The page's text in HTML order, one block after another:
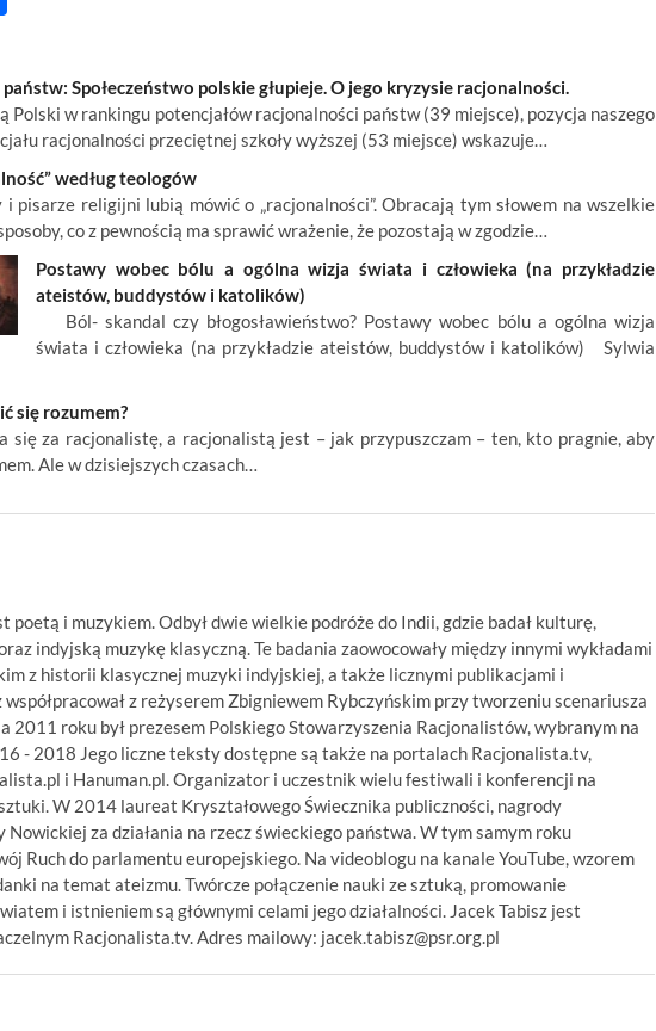
ar
e
Społeczeństwo polskie głupieje. O jego kryzysie racjonalności.
Polski w rankingu potencjałów racjonalności państw (39 miejsce), pozycja naszego
racjonalności przeciętnej szkoły wyższej (53 miejsce) wskazuje…
według teologów
i pisarze religijni lubią mówić o „racjonalności”. Obracają tym słowem na wszelkie
co z pewnością ma sprawić wrażenie, że pozostają w zgodzie…
Postawy wobec bólu a ogólna wizja świata i człowieka (na przykładzie
ateistów, buddystów i katolików)
Ból- skandal czy błogosławieństwo? Postawy wobec bólu a ogólna wizja
świata i człowieka (na przykładzie ateistów, buddystów i katolików) Sylwia
się rozumem?
się za racjonalistę, a racjonalistą jest – jak przypuszczam – ten, kto pragnie, aby
Ale w dzisiejszych czasach…
poetą i muzykiem. Odbył dwie wielkie podróże do Indii, gdzie badał kulturę,
indyjską muzykę klasyczną. Te badania zaowocowały między innymi wykładami
z historii klasycznej muzyki indyjskiej, a także licznymi publikacjami i
z reżyserem Zbigniewem Rybczyńskim przy tworzeniu scenariusza
2011 roku był prezesem Polskiego Stowarzyszenia Racjonalistów, wybranym na
- 2018 Jego liczne teksty dostępne są także na portalach Racjonalista.tv,
i Hanuman.pl. Organizator i uczestnik wielu festiwali i konferencji na
W 2014 laureat Kryształowego Świecznika publiczności, nagrody
Nowickiej za działania na rzecz świeckiego państwa. W tym samym roku
Ruch do parlamentu europejskiego. Na videoblogu na kanale YouTube, wzorem
na temat ateizmu. Twórcze połączenie nauki ze sztuką, promowanie
i istnieniem są głównymi celami jego działalności. Jacek Tabisz jest
Racjonalista.tv. Adres mailowy: jacek.tabisz@psr.org.pl